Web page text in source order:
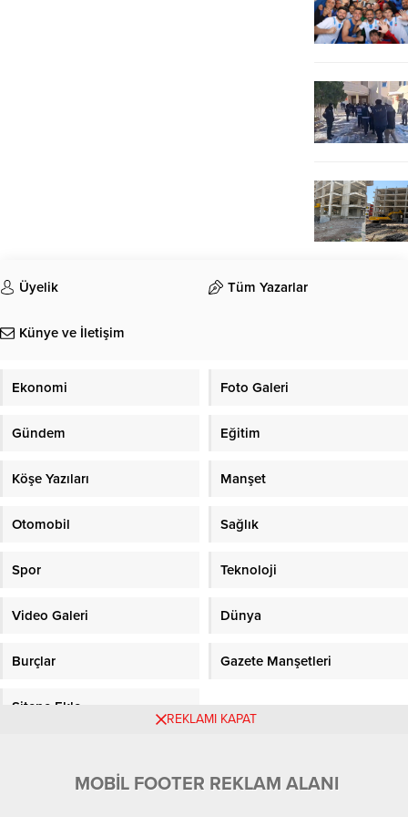
Üyelik Tüm Yazarlar
Künye ve İletişim
Ekonomi Foto Galeri
Gündem Eğitim
Köşe Yazıları Manşet
Otomobil Sağlık
Spor Teknoloji
Video Galeri Dünya
Burçlar Gazete Manşetleri
Sitene Ekle
REKLAMI KAPAT
MOBİL FOOTER REKLAM ALANI